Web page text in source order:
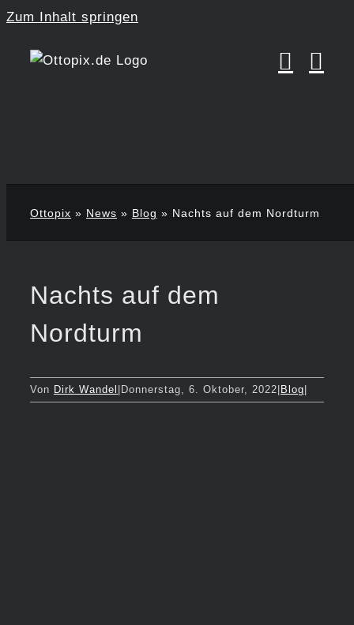
Zum Inhalt springen
Ottopix » News » Blog » Nachts auf dem Nordturm
Nachts auf dem
Nordturm
Von Dirk Wandel Donnerstag, 6. Oktober, 2022 Blog